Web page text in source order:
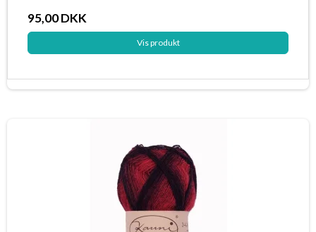
95,00 DKK
Vis produkt